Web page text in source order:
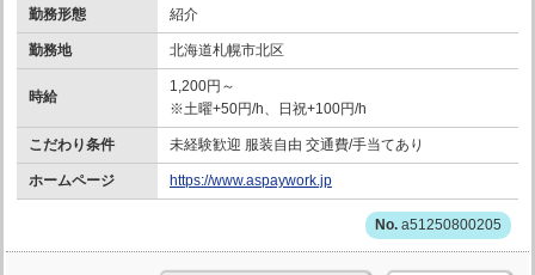
勤務形態 紹介
勤務地 北海道札幌市北区
時給
1,200円～
※土曜+50円/h、日祝+100円/h
こだわり条件 未経験歓迎 服装自由 交通費/手当てあり
ホームページ https://www.aspaywork.jp
a51250800205